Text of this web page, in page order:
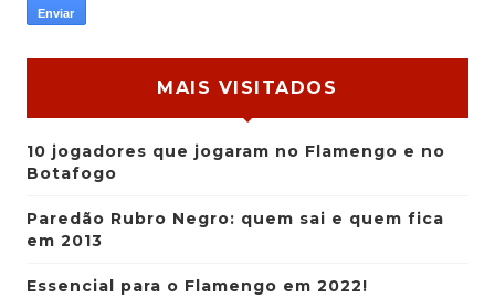
MAIS VISITADOS
10 jogadores que jogaram no Flamengo e no
Botafogo
Paredão Rubro Negro: quem sai e quem fica
em 2013
Essencial para o Flamengo em 2022!